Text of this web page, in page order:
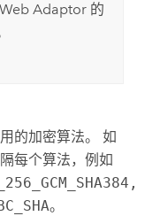
Adaptor 的
的加密算法。 如
每个算法，例如
。